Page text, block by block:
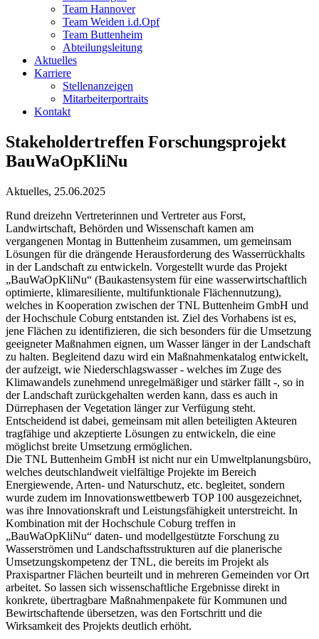
Team Hannover
Team Weiden i.d.Opf
Team Buttenheim
Abteilungsleitung
Aktuelles
Karriere
Stellenanzeigen
Mitarbeiterportraits
Kontakt
Stakeholdertreffen Forschungsprojekt
BauWaOpKliNu
Aktuelles, 25.06.2025
Rund dreizehn Vertreterinnen und Vertreter aus Forst,
Landwirtschaft, Behörden und Wissenschaft kamen am
vergangenen Montag in Buttenheim zusammen, um gemeinsam
Lösungen für die drängende Herausforderung des Wasserrückhalts
in der Landschaft zu entwickeln. Vorgestellt wurde das Projekt
„BauWaOpKliNu“ (Baukastensystem für eine wasserwirtschaftlich
optimierte, klimaresiliente, multifunktionale Flächennutzung),
welches in Kooperation zwischen der TNL Buttenheim GmbH und
der Hochschule Coburg entstanden ist. Ziel des Vorhabens ist es,
jene Flächen zu identifizieren, die sich besonders für die Umsetzung
geeigneter Maßnahmen eignen, um Wasser länger in der Landschaft
zu halten. Begleitend dazu wird ein Maßnahmenkatalog entwickelt,
der aufzeigt, wie Niederschlagswasser - welches im Zuge des
Klimawandels zunehmend unregelmäßiger und stärker fällt -, so in
der Landschaft zurückgehalten werden kann, dass es auch in
Dürrephasen der Vegetation länger zur Verfügung steht.
Entscheidend ist dabei, gemeinsam mit allen beteiligten Akteuren
tragfähige und akzeptierte Lösungen zu entwickeln, die eine
möglichst breite Umsetzung ermöglichen.
Die TNL Buttenheim GmbH ist nicht nur ein Umweltplanungsbüro,
welches deutschlandweit vielfältige Projekte im Bereich
Energiewende, Arten- und Naturschutz, etc. begleitet, sondern
wurde zudem im Innovationswettbewerb TOP 100 ausgezeichnet,
was ihre Innovationskraft und Leistungsfähigkeit unterstreicht. In
Kombination mit der Hochschule Coburg treffen in
„BauWaOpKliNu“ daten- und modellgestützte Forschung zu
Wasserströmen und Landschaftsstrukturen auf die planerische
Umsetzungskompetenz der TNL, die bereits im Projekt als
Praxispartner Flächen beurteilt und in mehreren Gemeinden vor Ort
arbeitet. So lassen sich wissenschaftliche Ergebnisse direkt in
konkrete, übertragbare Maßnahmenpakete für Kommunen und
Bewirtschaftende übersetzen, was den Fortschritt und die
Wirksamkeit des Projekts deutlich erhöht.